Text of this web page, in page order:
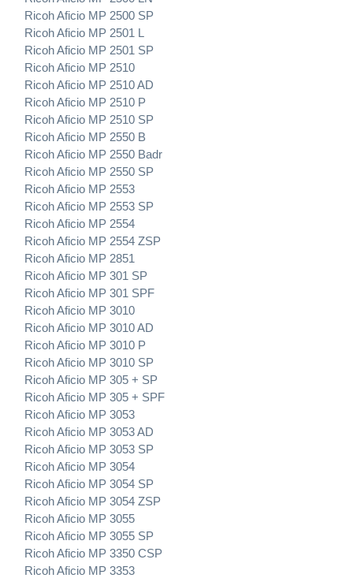
Ricoh Aficio MP 2500 SP
Ricoh Aficio MP 2501 L
Ricoh Aficio MP 2501 SP
Ricoh Aficio MP 2510
Ricoh Aficio MP 2510 AD
Ricoh Aficio MP 2510 P
Ricoh Aficio MP 2510 SP
Ricoh Aficio MP 2550 B
Ricoh Aficio MP 2550 Badr
Ricoh Aficio MP 2550 SP
Ricoh Aficio MP 2553
Ricoh Aficio MP 2553 SP
Ricoh Aficio MP 2554
Ricoh Aficio MP 2554 ZSP
Ricoh Aficio MP 2851
Ricoh Aficio MP 301 SP
Ricoh Aficio MP 301 SPF
Ricoh Aficio MP 3010
Ricoh Aficio MP 3010 AD
Ricoh Aficio MP 3010 P
Ricoh Aficio MP 3010 SP
Ricoh Aficio MP 305 + SP
Ricoh Aficio MP 305 + SPF
Ricoh Aficio MP 3053
Ricoh Aficio MP 3053 AD
Ricoh Aficio MP 3053 SP
Ricoh Aficio MP 3054
Ricoh Aficio MP 3054 SP
Ricoh Aficio MP 3054 ZSP
Ricoh Aficio MP 3055
Ricoh Aficio MP 3055 SP
Ricoh Aficio MP 3350 CSP
Ricoh Aficio MP 3353